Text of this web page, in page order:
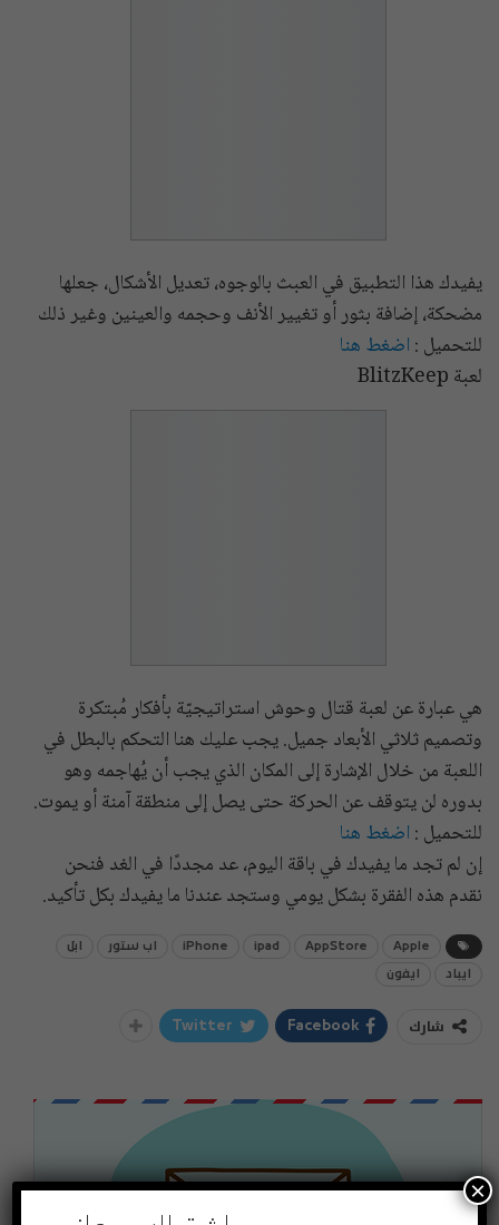
يفيدك هذا التطبيق في العبث بالوجوه، تعديل الأشكال، جعلها
مضحكة، إضافة بثور أو تغيير الأنف وحجمه والعينين وغير ذلك
للتحميل : اضغط هنا
لعبة BlitzKeep
هي عبارة عن لعبة قتال وحوش استراتيجيّة بأفكار مُبتكرة
وتصميم ثلاثي الأبعاد جميل. يجب عليك هنا التحكم بالبطل في
اللعبة من خلال الإشارة إلى المكان الذي يجب أن يُهاجمه وهو
بدوره لن يتوقف عن الحركة حتى يصل إلى منطقة آمنة أو يموت.
للتحميل : اضغط هنا
إن لم تجد ما يفيدك في باقة اليوم، عد مجددًا في الغد فنحن
نقدم هذه الفقرة بشكل يومي وستجد عندنا ما يفيدك بكل تأكيد.
Apple
AppStore
ipad
iPhone اب ستور ابل
ايباد ايفون
شارك Facebook
Twitter
×